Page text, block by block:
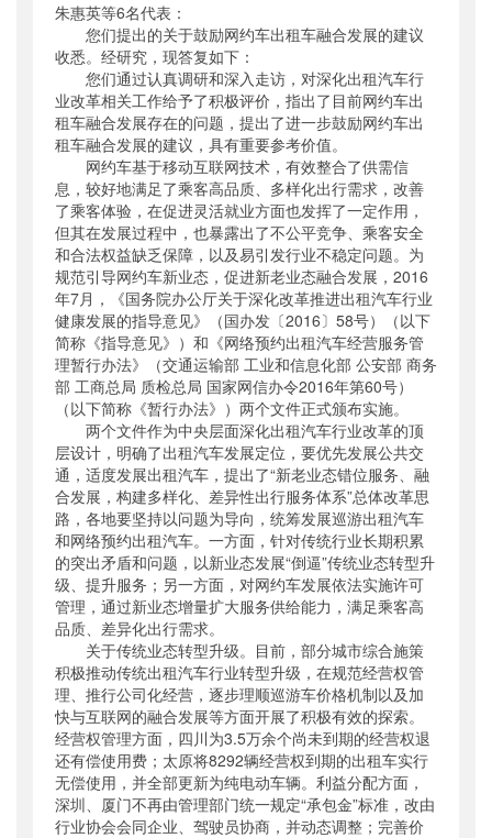
公开日期：2018年06月19日
主题词 ：
网约车;建议;答复
机构分类：运输服务司
主题分类：公众参与
公文类型：其他
朱惠英等6名代表：
您们提出的关于鼓励网约车出租车融合发展的建议
收悉。经研究，现答复如下：
您们通过认真调研和深入走访，对深化出租汽车行
业改革相关工作给予了积极评价，指出了目前网约车出
租车融合发展存在的问题，提出了进一步鼓励网约车出
租车融合发展的建议，具有重要参考价值。
网约车基于移动互联网技术，有效整合了供需信
息，较好地满足了乘客高品质、多样化出行需求，改善
了乘客体验，在促进灵活就业方面也发挥了一定作用，
但其在发展过程中，也暴露出了不公平竞争、乘客安全
和合法权益缺乏保障，以及易引发行业不稳定问题。为
规范引导网约车新业态，促进新老业态融合发展，2016
年7月，《国务院办公厅关于深化改革推进出租汽车行业
健康发展的指导意见》（国办发〔2016〕58号）（以下
简称《指导意见》）和《网络预约出租汽车经营服务管
理暂行办法》（交通运输部 工业和信息化部 公安部 商务
部 工商总局 质检总局 国家网信办令2016年第60号）
（以下简称《暂行办法》）两个文件正式颁布实施。
两个文件作为中央层面深化出租汽车行业改革的顶
层设计，明确了出租汽车发展定位，要优先发展公共交
通，适度发展出租汽车，提出了“新老业态错位服务、融
合发展，构建多样化、差异性出行服务体系”总体改革思
路，各地要坚持以问题为导向，统筹发展巡游出租汽车
和网络预约出租汽车。一方面，针对传统行业长期积累
的突出矛盾和问题，以新业态发展“倒逼”传统业态转型升
级、提升服务；另一方面，对网约车发展依法实施许可
管理，通过新业态增量扩大服务供给能力，满足乘客高
品质、差异化出行需求。
关于传统业态转型升级。目前，部分城市综合施策
积极推动传统出租汽车行业转型升级，在规范经营权管
理、推行公司化经营，逐步理顺巡游车价格机制以及加
快与互联网的融合发展等方面开展了积极有效的探索。
经营权管理方面，四川为3.5万余个尚未到期的经营权退
还有偿使用费；太原将8292辆经营权到期的出租车实行
无偿使用，并全部更新为纯电动车辆。利益分配方面，
深圳、厦门不再由管理部门统一规定“承包金”标准，改由
行业协会会同企业、驾驶员协商，并动态调整；完善价